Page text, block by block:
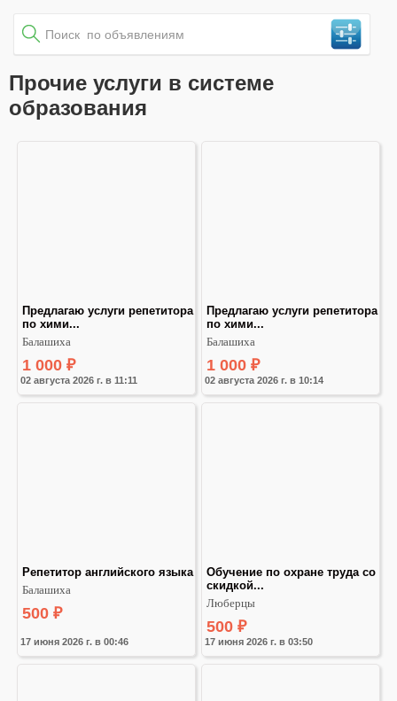
Прочие услуги в системе
образования
02 августа 2026 г. в 11:11
Предлагаю услуги репетитора
по хими...
Балашиха
1 000 ₽
02 августа 2026 г. в 10:14
Предлагаю услуги репетитора
по хими...
Балашиха
1 000 ₽
17 июня 2026 г. в 00:46
Репетитор английского языка
Балашиха
500 ₽
17 июня 2026 г. в 03:50
Обучение по охране труда со
скидкой...
Люберцы
500 ₽